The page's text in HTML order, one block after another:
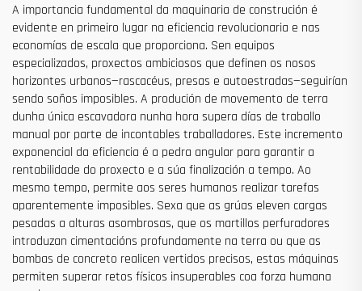
A importancia fundamental da maquinaria de construción é
evidente en primeiro lugar na eficiencia revolucionaria e nas
economías de escala que proporciona. Sen equipos
especializados, proxectos ambiciosos que definen os nosos
horizontes urbanos—rascacéus, presas e autoestradas—seguirían
sendo soños imposibles. A produción de movemento de terra
dunha única escavadora nunha hora supera días de traballo
manual por parte de incontables traballadores. Este incremento
exponencial da eficiencia é a pedra angular para garantir a
rentabilidade do proxecto e a súa finalización a tempo. Ao
mesmo tempo, permite aos seres humanos realizar tarefas
aparentemente imposibles. Sexa que as grúas eleven cargas
pesadas a alturas asombrosas, que os martillos perfuradores
introduzan cimentacións profundamente na terra ou que as
bombas de concreto realicen vertidos precisos, estas máquinas
permiten superar retos físicos insuperables coa forza humana